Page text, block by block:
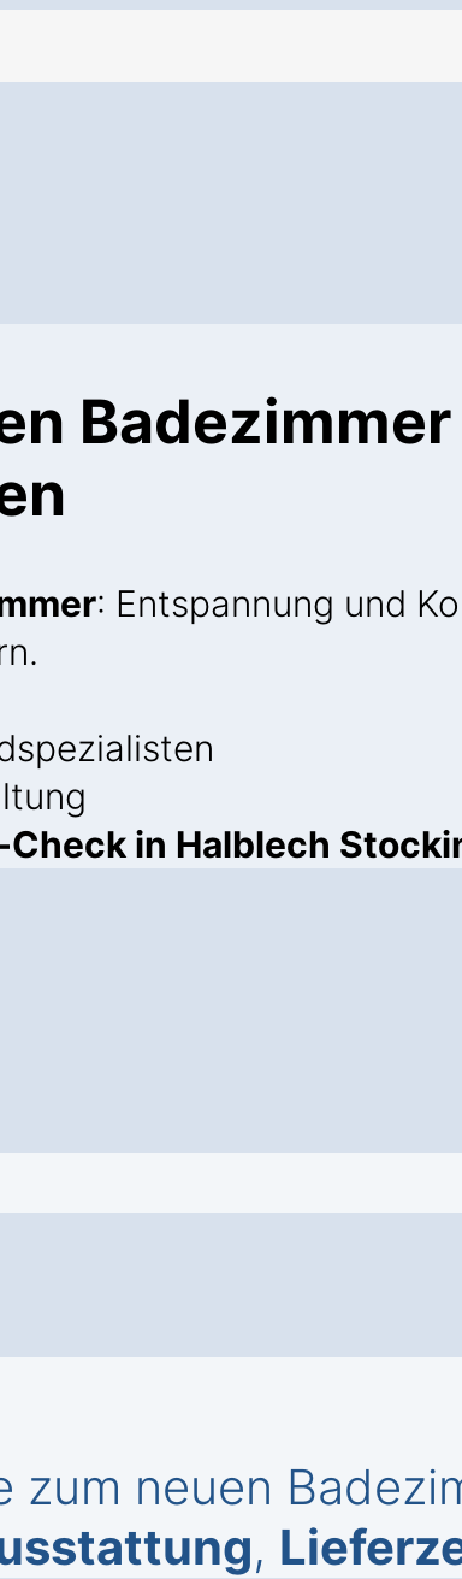
: Entspannung und
in Halblech
zum neuen
,